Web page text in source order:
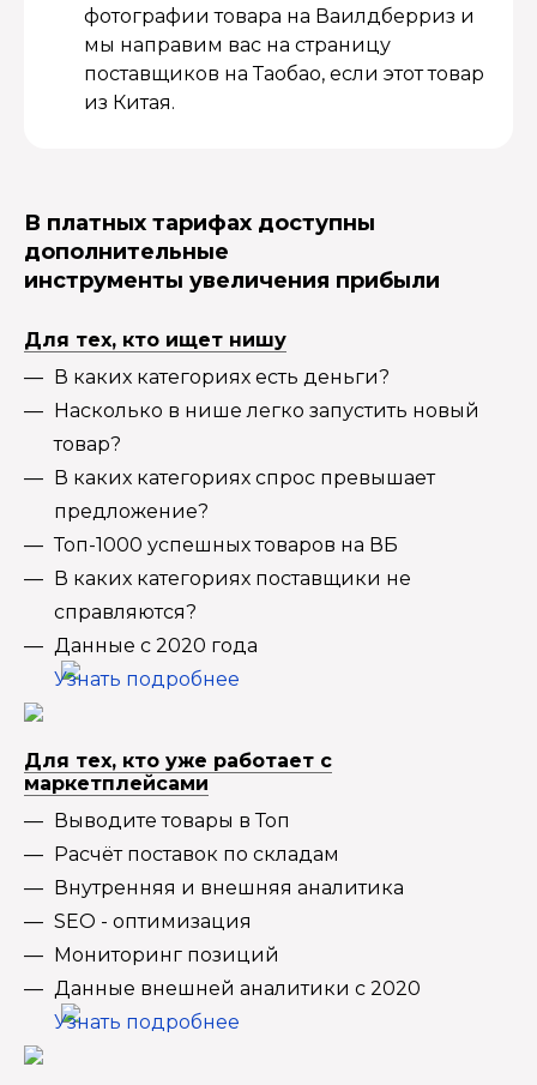
фотографии товара на Ваилдберриз и
мы направим вас на страницу
поставщиков на Таобао, если этот товар
из Китая.
В платных тарифах доступны
дополнительные
инструменты увеличения прибыли
Для тех, кто ищет нишу
В каких категориях есть деньги?
Насколько в нише легко запустить новый
товар?
В каких категориях спрос превышает
предложение?
Топ-1000 успешных товаров на ВБ
В каких категориях поставщики не
справляются?
Данные с 2020 года
Узнать подробнее
Для тех, кто уже работает с
маркетплейсами
Выводите товары в Топ
Расчёт поставок по складам
Внутренняя и внешняя аналитика
SEO - оптимизация
Мониторинг позиций
Данные внешней аналитики с 2020
Узнать подробнее